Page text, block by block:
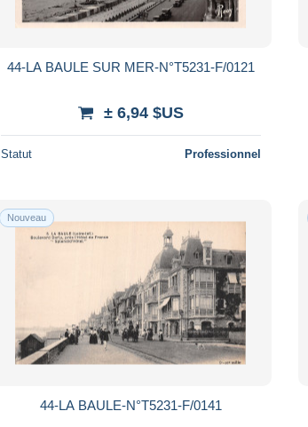
44-LA BAULE SUR MER-N°T5231-F/0121
± 6,94 $US
Statut Professionnel
Nouveau
44-LA BAULE-N°T5231-F/0141